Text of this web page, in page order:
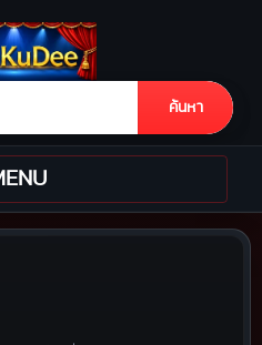
ค้นหา